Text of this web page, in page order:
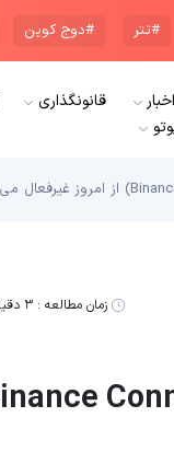
#تتر #دوج کوین
اخبار قانونگذاری
زمان مطالعه :۳ دقیقه